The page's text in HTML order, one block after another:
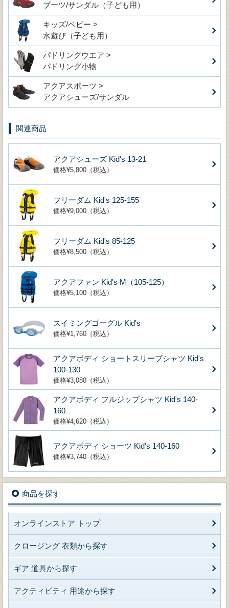
ブーツ/サンダル（子ども用）
キッズ/ベビー >
水遊び（子ども用）
パドリングウエア >
パドリング小物
アクアスポーツ >
アクアシューズ/サンダル
関連商品
アクアシューズ Kid's 13-21
価格¥5,800（税込）
フリーダム Kid's 125-155
価格¥9,000（税込）
フリーダム Kid's 85-125
価格¥8,500（税込）
アクアファン Kid's M（105-125）
価格¥5,100（税込）
スイミングゴーグル Kid's
価格¥1,760（税込）
アクアボディ ショートスリーブシャツ Kid's
100-130
価格¥3,080（税込）
アクアボディ フルジップシャツ Kid's 140-
160
価格¥4,620（税込）
アクアボディ ショーツ Kid's 140-160
価格¥3,740（税込）
商品を探す
オンラインストア トップ
クロージング 衣類から探す
ギア 道具から探す
アクティビティ 用途から探す